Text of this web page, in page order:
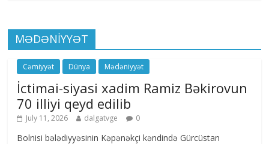
MƏDƏNİYYƏT
Cəmiyyət Dünya Mədəniyyət
İctimai-siyasi xadim Ramiz Bəkirovun
70 illiyi qeyd edilib
July 11, 2026 dalgatvge 0
Bolnisi bələdiyyəsinin Kəpənəkçi kəndində Gürcüstan